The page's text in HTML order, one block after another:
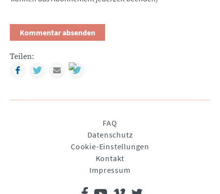
Teilen:
FacebookTwitterMail
FAQ
Datenschutz
Cookie-Einstellungen
Kontakt
Impressum